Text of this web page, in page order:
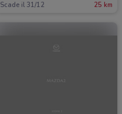
Scade il 31/12 25 km